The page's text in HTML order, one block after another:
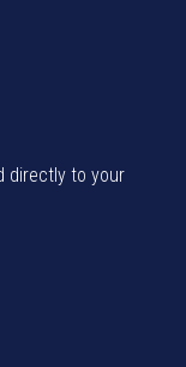
directly to your